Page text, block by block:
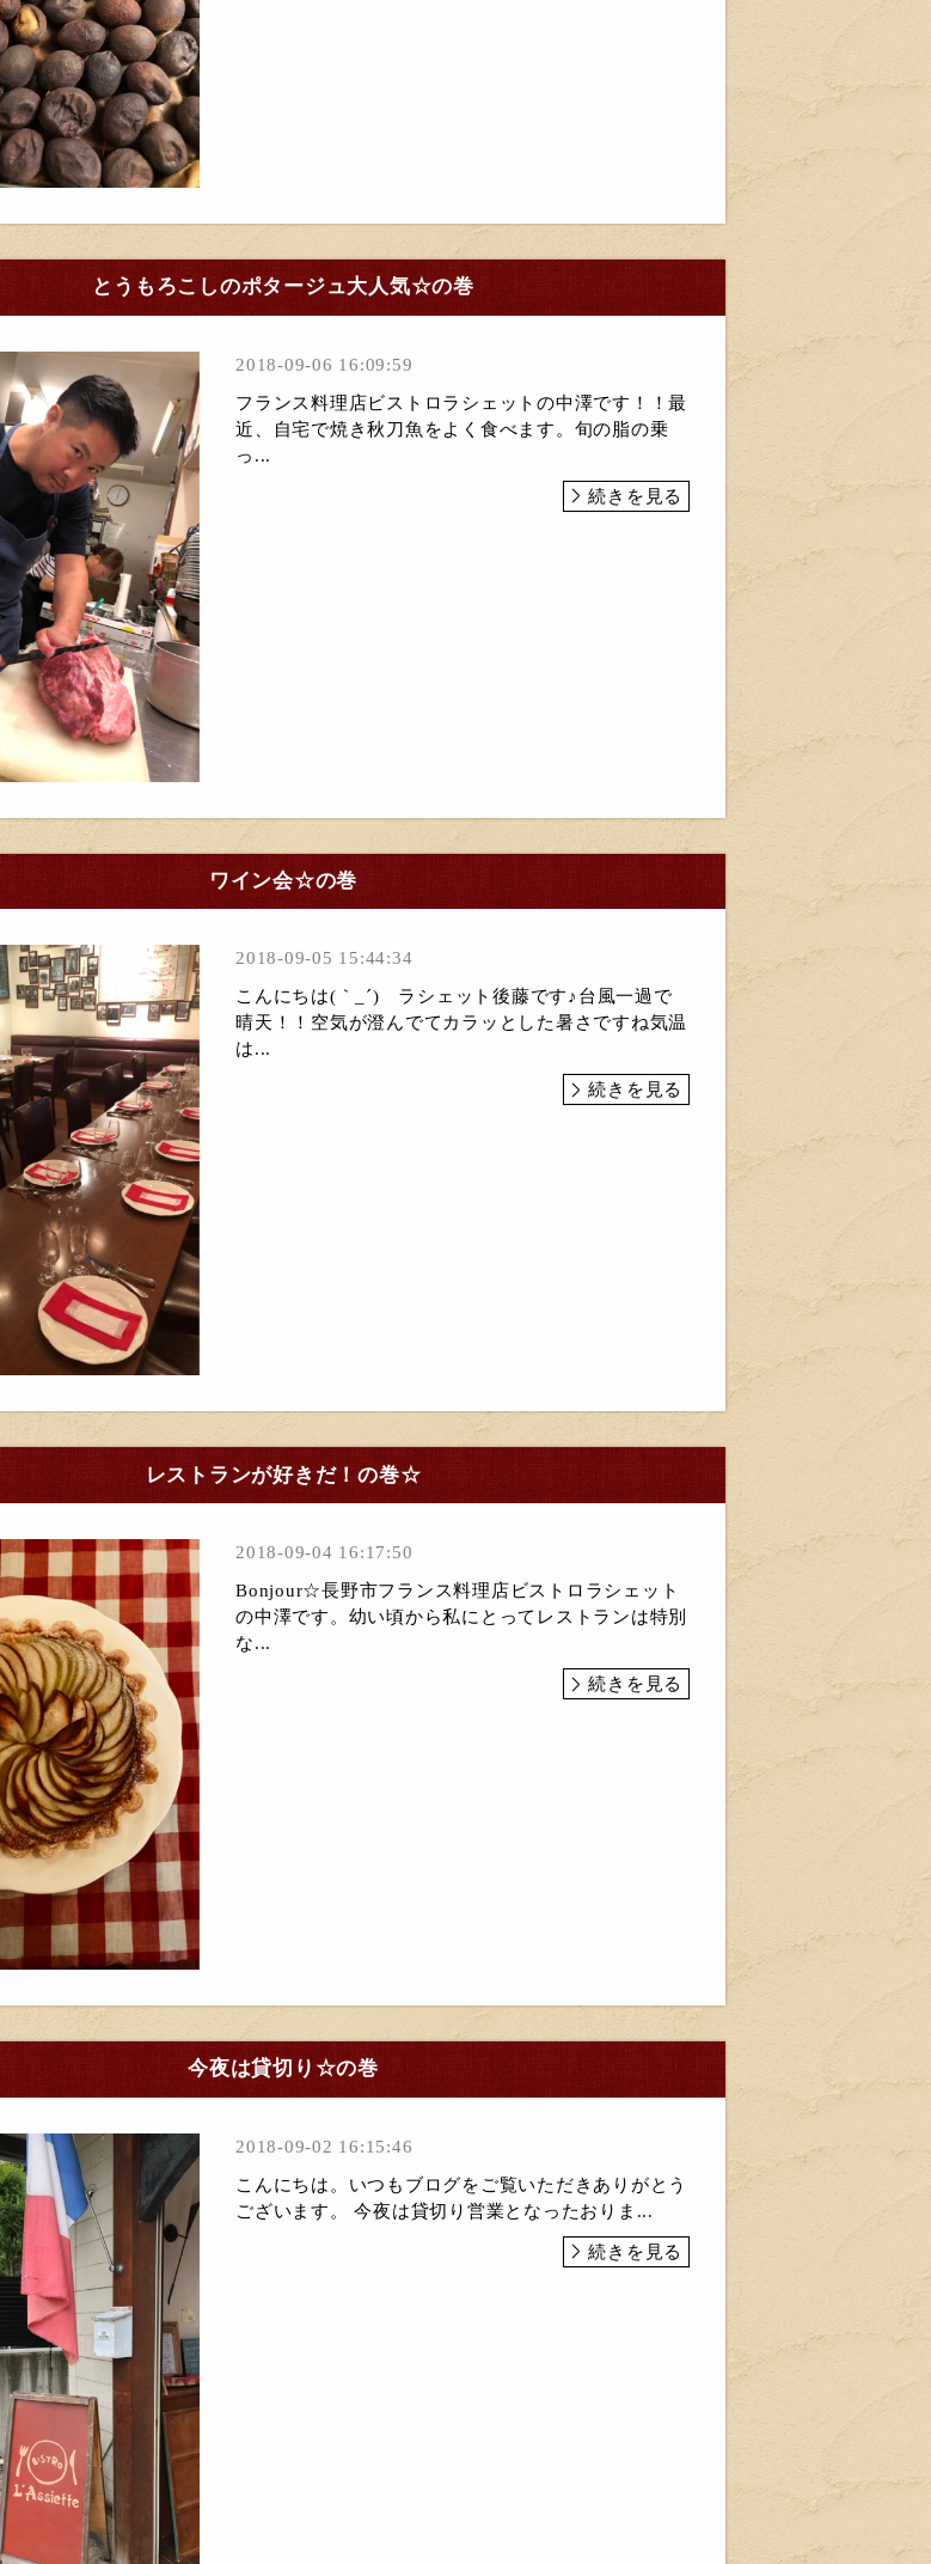
とうもろこしのポタージュ大人気☆の巻
2018-09-06 16:09:59
フランス料理店ビストロラシェットの中澤です！！最
近、自宅で焼き秋刀魚をよく食べます。旬の脂の乗
っ...
続きを見る
ワイン会☆の巻
2018-09-05 15:44:34
こんにちは(｀_´)ゞラシェット後藤です♪台風一過で
晴天！！空気が澄んでてカラッとした暑さですね気温
は...
続きを見る
レストランが好きだ！の巻☆
2018-09-04 16:17:50
Bonjour☆長野市フランス料理店ビストロラシェット
の中澤です。幼い頃から私にとってレストランは特別
な...
続きを見る
今夜は貸切り☆の巻
2018-09-02 16:15:46
こんにちは。いつもブログをご覧いただきありがとう
ございます。 今夜は貸切り営業となったおりま...
続きを見る